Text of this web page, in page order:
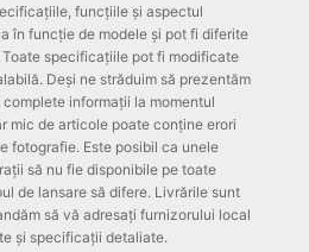
funcțiile și aspectul
în funcție de modele și pot fi diferite
specificațiile pot fi modificate
Deși ne străduim să prezentăm
informații la momentul
mic de articole poate conține erori
fotografie. Este posibil ca unele
să nu fie disponibile pe toate
de lansare să difere. Livrările sunt
să vă adresați furnizorului local
și specificații detaliate.